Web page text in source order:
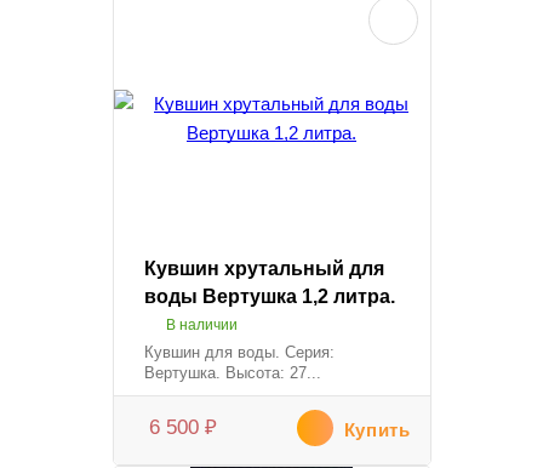
Кувшин хрутальный для
воды Вертушка 1,2 литра.
В наличии
Кувшин для воды. Серия:
Вертушка. Высота: 27...
6 500 ₽ Купить